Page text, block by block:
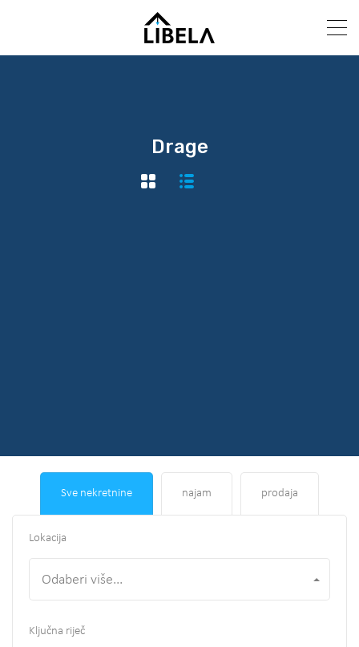
Drage
Sve nekretnine najam prodaja
Lokacija
Odaberi više...
Ključna riječ